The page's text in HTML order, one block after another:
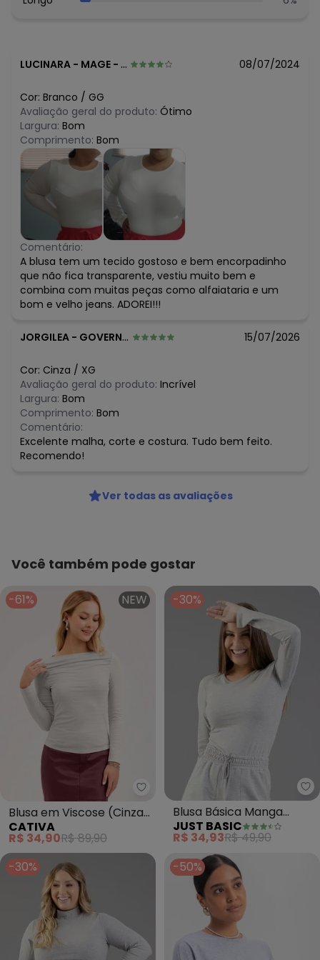
LUCINARA - MAGE - RJ 08/07/2024
Cor: Branco / GG
Avaliação geral do produto: Ótimo
Largura: Bom
Comprimento: Bom
Comentário:
A blusa tem um tecido gostoso e bem encorpadinho
que não fica transparente, vestiu muito bem e
combina com muitas peças como alfaiataria e um
bom e velho jeans. ADOREI!!!
JORGILEA - GOVERNADOR CELSO RAMOS - SC 15/07/2026
Cor: Cinza / XG
Avaliação geral do produto: Incrível
Largura: Bom
Comprimento: Bom
Comentário:
Excelente malha, corte e costura. Tudo bem feito.
Recomendo!
Ver todas as avaliações
Você também pode gostar
-61% NEW
Cativa -
Blusa em Viscose (Cinza
Claro)
CATIVA
R$ 34,90R$ 89,90
-30%
Blusa Básica Manga
Longa Cotton (Cinza)
JUST BASIC
R$ 34,93R$ 49,90
-30%
-50%